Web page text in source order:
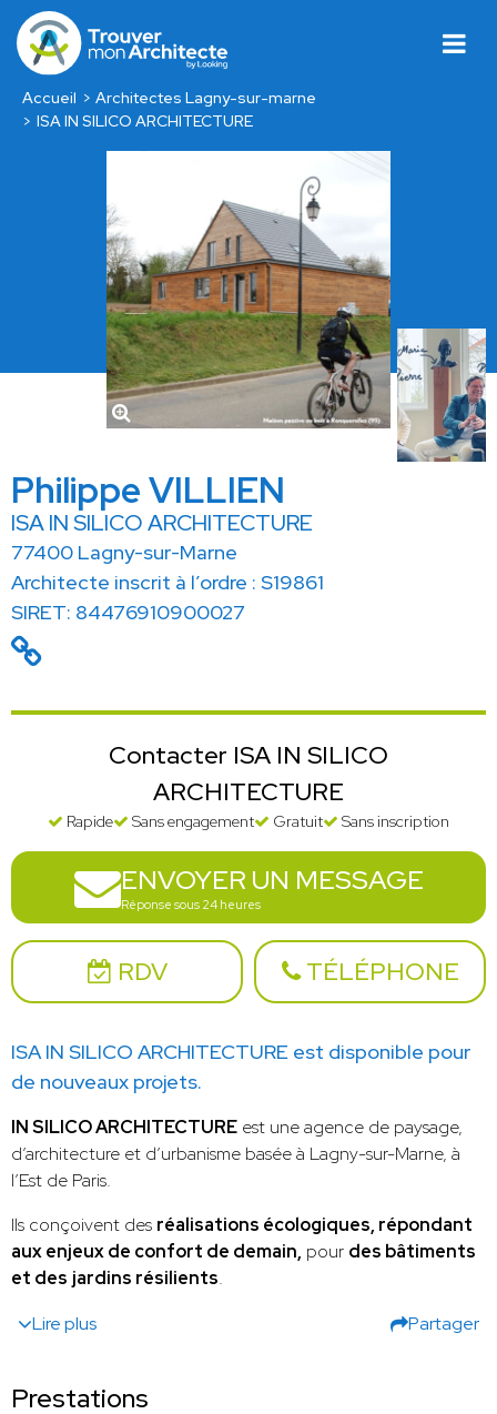
Accueil
Architectes Lagny-sur-marne
ISA IN SILICO ARCHITECTURE
Philippe VILLIEN
ISA IN SILICO ARCHITECTURE
77400 Lagny-sur-Marne
Architecte inscrit à l’ordre : S19861
SIRET: 84476910900027
Contacter ISA IN SILICO
ARCHITECTURE
Rapide Sans engagement Gratuit Sans inscription
ENVOYER UN MESSAGE
Réponse sous 24 heures
RDV TÉLÉPHONE
ISA IN SILICO ARCHITECTURE est disponible pour
de nouveaux projets.
IN SILICO ARCHITECTURE est une agence de paysage,
d’architecture et d’urbanisme basée à Lagny-sur-Marne, à
l’Est de Paris.
Ils conçoivent des réalisations écologiques, répondant
aux enjeux de confort de demain, pour des bâtiments
et des jardins résilients.
Lire plus
Partager
Prestations